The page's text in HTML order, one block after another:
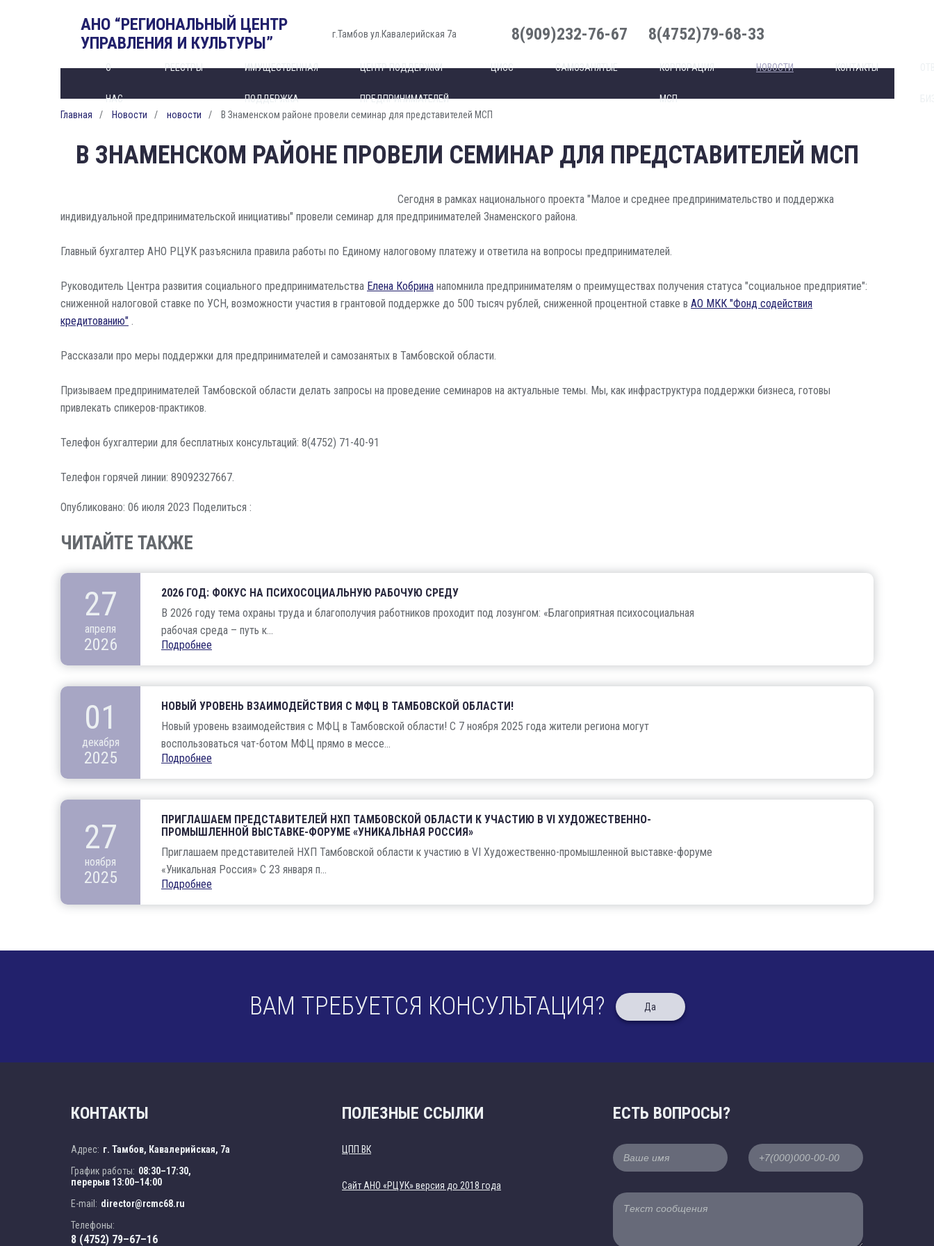
АНО “РЕГИОНАЛЬНЫЙ ЦЕНТР
УПРАВЛЕНИЯ И КУЛЬТУРЫ”
г.Тамбов ул.Кавалерийская 7а 8(909)232-76-67 8(4752)79-68-33
О
НАС
РЕЕСТРЫ ИМУЩЕСТВЕННАЯ
ПОДДЕРЖКА
ЦЕНТР ПОДДЕРЖКИ
ПРЕДПРИНИМАТЕЛЕЙ
ЦИСС САМОЗАНЯТЫЕ КОРПОРАЦИЯ
МСП
НОВОСТИ КОНТАКТЫ
Главная
Новости новости В Знаменском районе провели семинар для представителей МСП
В ЗНАМЕНСКОМ РАЙОНЕ ПРОВЕЛИ СЕМИНАР ДЛЯ ПРЕДСТАВИТЕЛЕЙ МСП
Сегодня в рамках национального проекта "Малое и среднее предпринимательство и поддержка
индивидуальной предпринимательской инициативы" провели семинар для предпринимателей Знаменского района.
Главный бухгалтер АНО РЦУК разъяснила правила работы по Единому налоговому платежу и ответила на вопросы предпринимателей.
Руководитель Центра развития социального предпринимательства Елена Кобрина напомнила предпринимателям о преимуществах получения статуса "социальное предприятие":
сниженной налоговой ставке по УСН, возможности участия в грантовой поддержке до 500 тысяч рублей, сниженной процентной ставке в АО МКК "Фонд содействия
кредитованию" .
Рассказали про меры поддержки для предпринимателей и самозанятых в Тамбовской области.
Призываем предпринимателей Тамбовской области делать запросы на проведение семинаров на актуальные темы. Мы, как инфраструктура поддержки бизнеса, готовы
привлекать спикеров-практиков.
Телефон бухгалтерии для бесплатных консультаций: 8(4752) 71-40-91
Телефон горячей линии: 89092327667.
Опубликовано: 06 июля 2023 Поделиться :
ЧИТАЙТЕ ТАКЖЕ
27
апреля
2026
2026 ГОД: ФОКУС НА ПСИХОСОЦИАЛЬНУЮ РАБОЧУЮ СРЕДУ
В 2026 году тема охраны труда и благополучия работников проходит под лозунгом: «Благоприятная психосоциальная
рабочая среда – путь к...
Подробнее
01
декабря
2025
НОВЫЙ УРОВЕНЬ ВЗАИМОДЕЙСТВИЯ С МФЦ В ТАМБОВСКОЙ ОБЛАСТИ!
Новый уровень взаимодействия с МФЦ в Тамбовской области! С 7 ноября 2025 года жители региона могут
воспользоваться чат-ботом МФЦ прямо в мессе...
Подробнее
27
ноября
2025
ПРИГЛАШАЕМ ПРЕДСТАВИТЕЛЕЙ НХП ТАМБОВСКОЙ ОБЛАСТИ К УЧАСТИЮ В VI ХУДОЖЕСТВЕННО-
ПРОМЫШЛЕННОЙ ВЫСТАВКЕ-ФОРУМЕ «УНИКАЛЬНАЯ РОССИЯ»
Приглашаем представителей НХП Тамбовской области к участию в VI Художественно-промышленной выставке-форуме
«Уникальная Россия» С 23 января п...
Подробнее
ВАМ ТРЕБУЕТСЯ КОНСУЛЬТАЦИЯ? Да
КОНТАКТЫ
Адрес: г. Тамбов, Кавалерийская, 7а
График работы: 08:30–17:30,
перерыв 13:00–14:00
E-mail: director@rcmc68.ru
Телефоны:
8 (4752) 79–67–16
ПОЛЕЗНЫЕ ССЫЛКИ
ЦПП ВК
Cайт АНО «РЦУК» версия до 2018 года
ЕСТЬ ВОПРОСЫ?